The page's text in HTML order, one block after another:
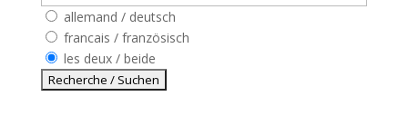
allemand / deutsch
francais / französisch
les deux / beide